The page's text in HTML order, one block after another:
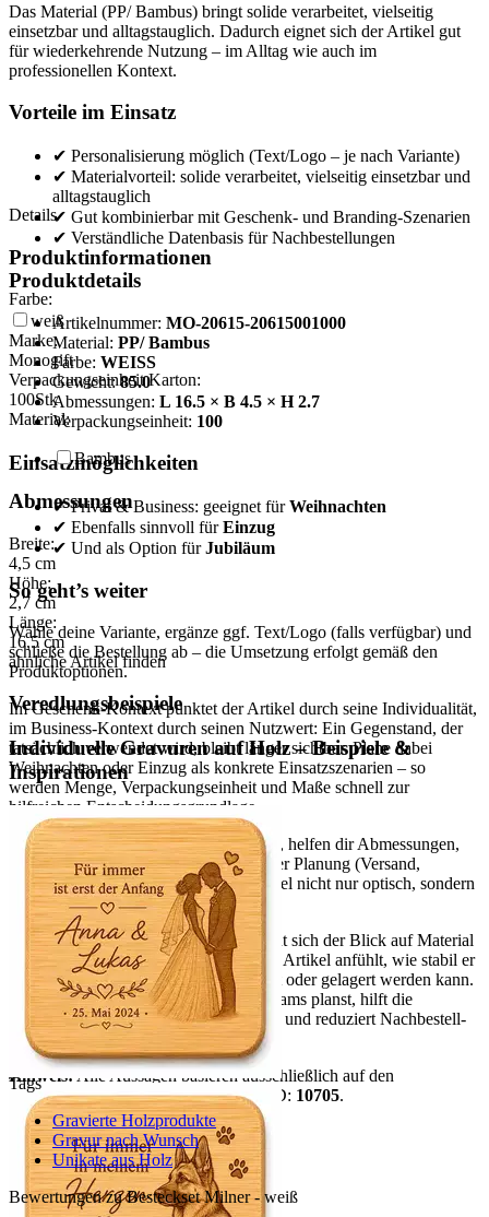
Das Material (PP/ Bambus) bringt solide verarbeitet, vielseitig
einsetzbar und alltagstauglich. Dadurch eignet sich der Artikel gut
für wiederkehrende Nutzung – im Alltag wie auch im
professionellen Kontext.
Vorteile im Einsatz
✔ Personalisierung möglich (Text/Logo – je nach Variante)
✔ Materialvorteil: solide verarbeitet, vielseitig einsetzbar und
alltagstauglich
✔ Gut kombinierbar mit Geschenk- und Branding-Szenarien
✔ Verständliche Datenbasis für Nachbestellungen
Produktdetails
Artikelnummer: MO-20615-20615001000
Material: PP/ Bambus
Farbe: WEISS
Gewicht:85.0
Abmessungen: L 16.5 × B 4.5 × H 2.7
Verpackungseinheit: 100
Einsatzmöglichkeiten
✔ Privat & Business: geeignet fürWeihnachten
✔ Ebenfalls sinnvoll fürEinzug
✔ Und als Option fürJubiläum
So geht’s weiter
Wähle deine Variante, ergänze ggf. Text/Logo (falls verfügbar) und
schließe die Bestellung ab – die Umsetzung erfolgt gemäß den
Produktoptionen.
Im Geschenk-Kontext punktet der Artikel durch seine Individualität,
im Business-Kontext durch seinen Nutzwert: Ein Gegenstand, der
tatsächlich verwendet wird, bleibt länger sichtbar. Plane dabei
Weihnachten oder Einzug als konkrete Einsatzszenarien – so
werden Menge, Verpackungseinheit und Maße schnell zur
hilfreichen Entscheidungsgrundlage.
Wenn du mehrere Varianten vergleichst, helfen dir Abmessungen,
Gewicht und Verpackungseinheit bei der Planung (Versand,
Lagerung, Ausgabe). So passt der Artikel nicht nur optisch, sondern
auch organisatorisch in deinen Prozess.
Für eine sichere Kaufentscheidung lohnt sich der Blick auf Material
und Maße: Sie bestimmen, wie sich der Artikel anfühlt, wie stabil er
im Gebrauch ist und wie er transportiert oder gelagert werden kann.
Wenn du für mehrere Personen oder Teams planst, hilft die
Verpackungseinheit bei der Kalkulation und reduziert Nachbestell-
Risiken.
Hinweis: Alle Aussagen basieren ausschließlich auf den
vorhandenen Artikeldaten. Datensatz-ID: 10705.
mehr anzeigen
Details
Produktinformationen
Farbe:
weiß
Marke:
Monogift
Verpackungseinheit Karton:
100Stk
Material:
Bambus
Abmessungen
Breite:
4,5 cm
Höhe:
2,7 cm
Länge:
16,5cm
ähnliche Artikel finden
Veredlungsbeispiele
Individuelle Gravuren auf Holz – Beispiele &
Inspirationen
Tags
Gravierte Holzprodukte
Gravur nach Wunsch
Unikate aus Holz
Bewertungen zu Besteckset Milner - weiß